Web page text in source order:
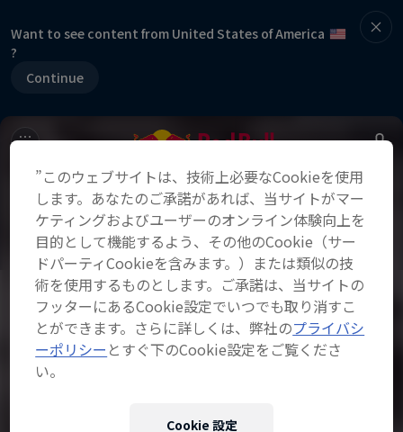
Want to see content from United States of America
?
Continue
”このウェブサイトは、技術上必要なCookieを使用
します。あなたのご承諾があれば、当サイトがマー
ケティングおよびユーザーのオンライン体験向上を
目的として機能するよう、その他のCookie（サー
ドパーティCookieを含みます。）または類似の技
術を使用するものとします。ご承諾は、当サイトの
フッターにあるCookie設定でいつでも取り消すこ
とができます。さらに詳しくは、弊社のプライバシ
ーポリシー とすぐ下のCookie設定をご覧くださ
い。
Cookie 設定